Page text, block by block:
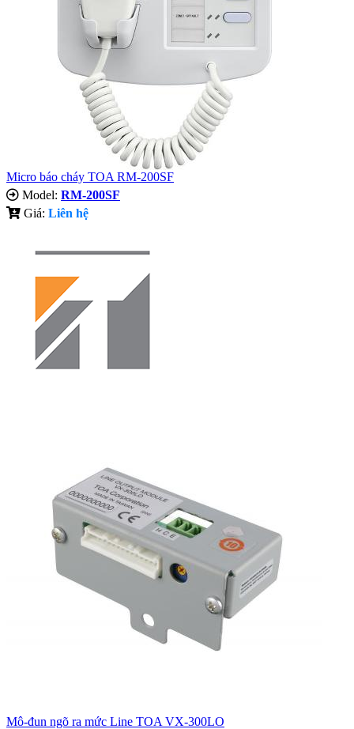
Micro báo cháy TOA RM-200SF
Model: RM-200SF
Giá: Liên hệ
Mô-đun ngõ ra mức Line TOA VX-300LO